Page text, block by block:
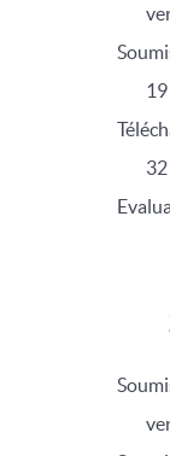
32